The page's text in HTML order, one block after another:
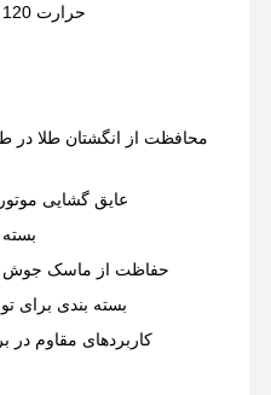
حرارت 120 درجه سانتیگراد برای 30 دقیقه
عایق گشایی
حفاظت از ماسک جوش
بسته بندی برای
کاربردهای مقاوم در